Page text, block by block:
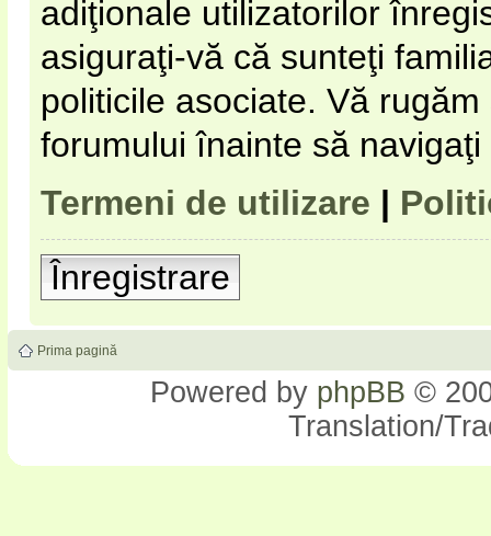
adiţionale utilizatorilor
asiguraţi-vă că sunteţi
politicile asociate. Vă
forumului înainte să
Termeni de utilizare |
Înregistrare
Prima pagină
Powered by phpBB ©
Translation/